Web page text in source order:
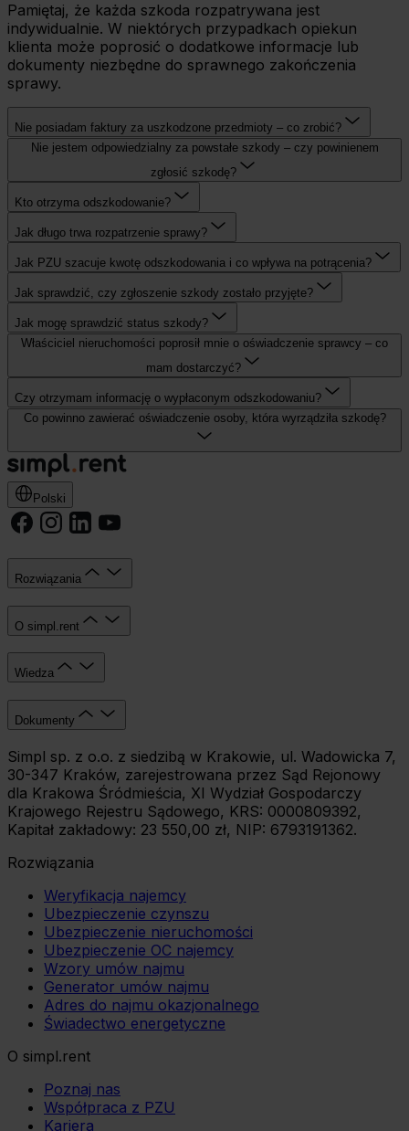
Pamiętaj, że każda szkoda rozpatrywana jest
indywidualnie. W niektórych przypadkach opiekun
klienta może poprosić o dodatkowe informacje lub
dokumenty niezbędne do sprawnego zakończenia
sprawy.
Nie posiadam faktury za uszkodzone przedmioty – co zrobić?
Nie jestem odpowiedzialny za powstałe szkody – czy powinienem
zgłosić szkodę?
Kto otrzyma odszkodowanie?
Jak długo trwa rozpatrzenie sprawy?
Jak PZU szacuje kwotę odszkodowania i co wpływa na potrącenia?
Jak sprawdzić, czy zgłoszenie szkody zostało przyjęte?
Jak mogę sprawdzić status szkody?
Właściciel nieruchomości poprosił mnie o oświadczenie sprawcy – co
mam dostarczyć?
Czy otrzymam informację o wypłaconym odszkodowaniu?
Co powinno zawierać oświadczenie osoby, która wyrządziła szkodę?
Polski
Rozwiązania
O simpl.rent
Wiedza
Dokumenty
Simpl sp. z o.o. z siedzibą w Krakowie, ul. Wadowicka 7,
30-347 Kraków, zarejestrowana przez Sąd Rejonowy
dla Krakowa Śródmieścia, XI Wydział Gospodarczy
Krajowego Rejestru Sądowego, KRS: 0000809392,
Kapitał zakładowy: 23 550,00 zł, NIP: 6793191362.
Rozwiązania
Weryfikacja najemcy
Ubezpieczenie czynszu
Ubezpieczenie nieruchomości
Ubezpieczenie OC najemcy
Wzory umów najmu
Generator umów najmu
Adres do najmu okazjonalnego
Świadectwo energetyczne
O simpl.rent
Poznaj nas
Współpraca z PZU
Kariera